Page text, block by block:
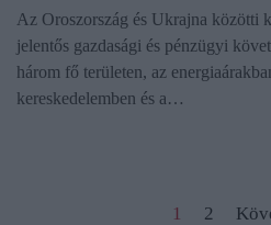
Az Oroszország és Ukrajna közötti
jelentős gazdasági és pénzügyi
három fő területen, az
kereskedelemben és a…
1 2